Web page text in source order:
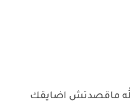
ماقصدتش اضايقك